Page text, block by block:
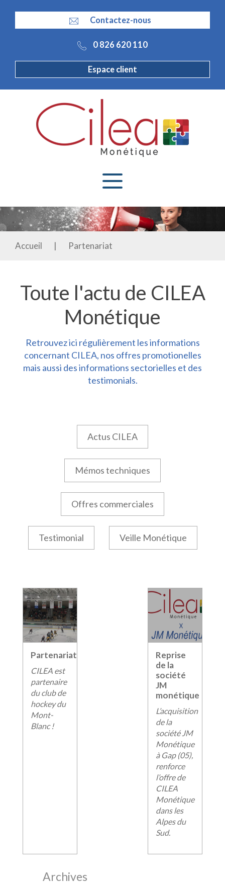
Contactez-nous
0 826 620 110
Espace client
Accueil | Partenariat
Toute l'actu de CILEA
Monétique
Retrouvez ici régulièrement les informations
concernant CILEA, nos offres promotionelles
mais aussi des informations sectorielles et des
testimonials.
Actus CILEA
Mémos techniques
Offres commerciales
Testimonial Veille Monétique
Partenariat
CILEA est
partenaire
du club de
hockey du
Mont-
Blanc !
Reprise
de la
société
JM
monétique
L’acquisition
de la
société JM
Monétique
à Gap (05),
renforce
l’offre de
CILEA
Monétique
dans les
Alpes du
Sud.
Archives